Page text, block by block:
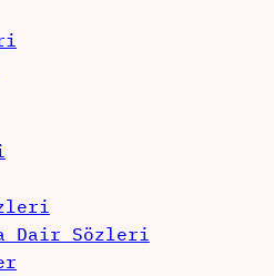
Dair Sözleri